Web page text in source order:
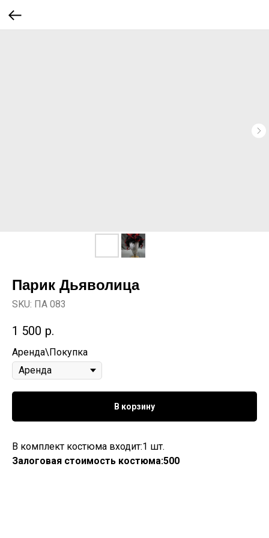
Парик Дьяволица
SKU: ПА 083
1 500 р.
Аренда\Покупка
В корзину
В комплект костюма входит:1 шт.
Залоговая стоимость костюма:500